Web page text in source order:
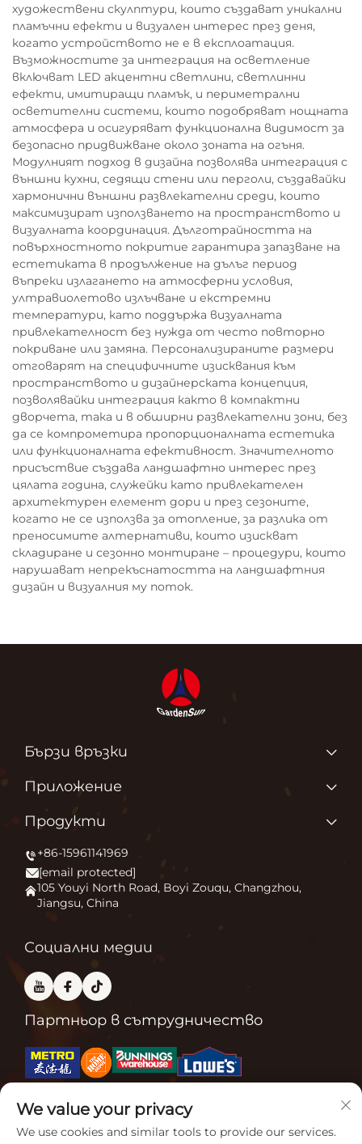
художествени скулптури, които създават уникални
пламъчни ефекти и визуален интерес през деня,
когато устройството не е в експлоатация.
Възможностите за интеграция на осветление
включват LED акцентни светлини, светлинни
ефекти, имитиращи пламък, и периметрални
осветителни системи, които подобряват нощната
атмосфера и осигуряват функционална видимост за
безопасно придвижване около зоната на огъня.
Модулният подход в дизайна позволява интеграция с
външни кухни, седящи стени или перголи, създавайки
хармонични външни развлекателни среди, които
максимизират използването на пространството и
визуалната координация. Дълготрайността на
повърхностното покритие гарантира запазване на
естетиката в продължение на дълъг период
въпреки излагането на атмосферни условия,
ултравиолетово излъчване и екстремни
температури, като поддържа визуалната
привлекателност без нужда от често повторно
покриване или замяна. Персонализираните размери
отговарят на специфичните изисквания към
пространството и дизайнерската концепция,
позволявайки интеграция както в компактни
дворчета, така и в обширни развлекателни зони, без
да се компрометира пропорционалната естетика
или функционалната ефективност. Значителното
присъствие създава ландшафтно интерес през
цялата година, служейки като привлекателен
архитектурен елемент дори и през сезоните,
когато не се използва за отопление, за разлика от
преносимите алтернативи, които изискват
складиране и сезонно монтиране – процедури, които
нарушават непрекъснатостта на ландшафтния
дизайн и визуалния му поток.
Бързи връзки
Начална страница
Продукти
Новини
Приложение
ЧЗВ
Приложение
Защо обичаме това, което правим?
Продукти
Печка за външни площи
Огнище
Пещ за пица
+86-15961141969
[email protected]
105 Youyi North Road, Boyi Zouqu, Changzhou,
Jiangsu, China
Социални медии
Партньор в сътрудничество
Свързани сертификати
We value your privacy
We use cookies and similar tools to provide our services.